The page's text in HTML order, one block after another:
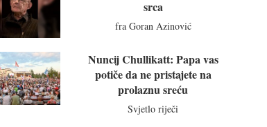
srca
fra Goran Azinović
Nuncij Chullikatt: Papa vas
potiče da ne pristajete na
prolaznu sreću
Svjetlo riječi